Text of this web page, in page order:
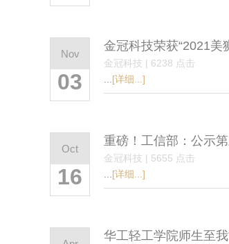
Nov
03
金冠科技荣获“2021美
金冠科技 | 6238 点击
[详细...]
Oct
16
重磅！工信部：公示
金冠科技 | 5655 点击
[详细...]
华工轻工学院师生至